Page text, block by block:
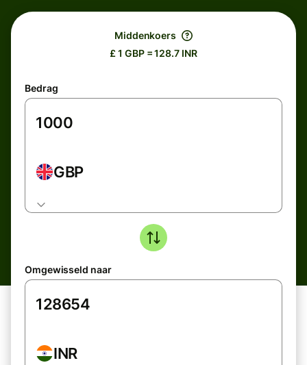
Middenkoers
£ 1 GBP = 128.7 INR
Bedrag
GBP
Omgewisseld naar
INR